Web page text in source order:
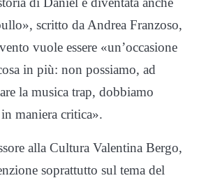
scritto da Andrea Franzoso,
vuole essere «un’occasione
in più: non possiamo, ad
la musica trap, dobbiamo
maniera critica».
alla Cultura Valentina Bergo,
soprattutto sul tema del